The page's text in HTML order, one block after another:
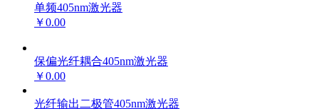
单频405nm激光器
￥0.00
保偏光纤耦合405nm激光器
￥0.00
光纤输出二极管405nm激光器